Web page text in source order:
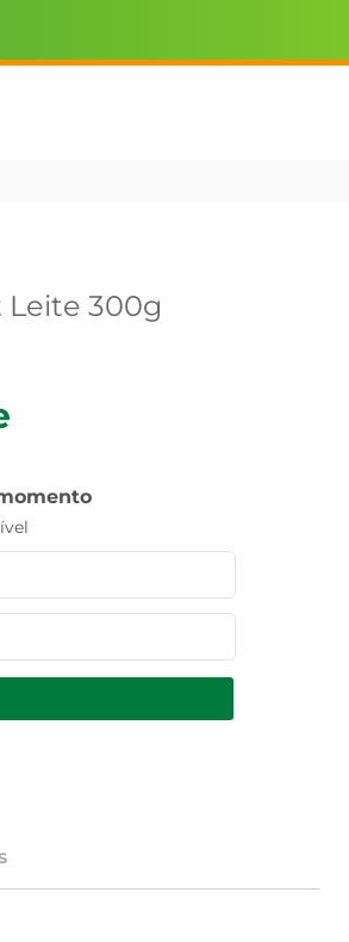
Leite 300g